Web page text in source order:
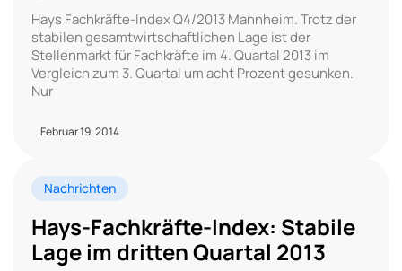
Hays Fachkräfte-Index Q4/2013 Mannheim. Trotz der
stabilen gesamtwirtschaftlichen Lage ist der
Stellenmarkt für Fachkräfte im 4. Quartal 2013 im
Vergleich zum 3. Quartal um acht Prozent gesunken.
Nur
Februar 19, 2014
Nachrichten
Hays-Fachkräfte-Index: Stabile
Lage im dritten Quartal 2013